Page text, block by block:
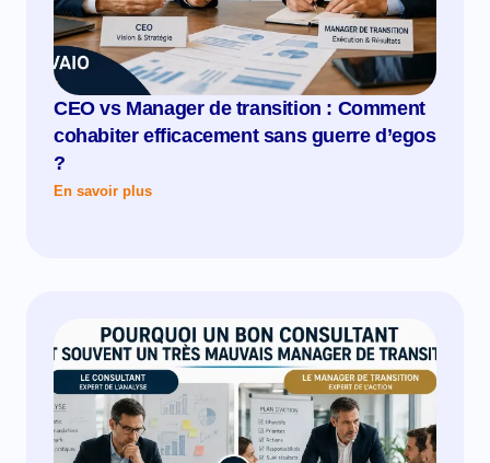
CEO vs Manager de transition : Comment
cohabiter efficacement sans guerre d’egos
?
En savoir plus